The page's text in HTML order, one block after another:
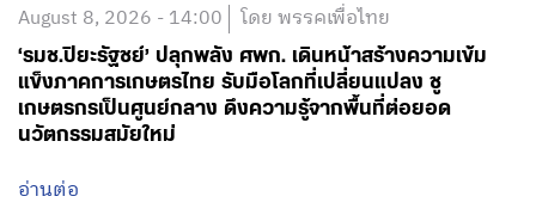
August 8, 2026 - 14:00 โดย พรรคเพื่อไทย
‘รมช.ปิยะรัฐชย์’ ปลุกพลัง ศพก. เดินหน้าสร้างความเข้ม
แข็งภาคการเกษตรไทย รับมือโลกที่เปลี่ยนแปลง ชู
เกษตรกรเป็นศูนย์กลาง ดึงความรู้จากพื้นที่ต่อยอด
นวัตกรรมสมัยใหม่
อ่านต่อ